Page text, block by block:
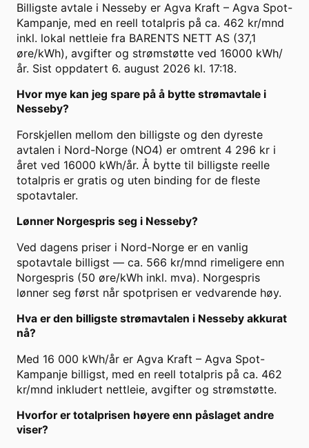
Billigste avtale i Nesseby er Agva Kraft – Agva Spot-
Kampanje, med en reell totalpris på ca. 462 kr/mnd
inkl. lokal nettleie fra BARENTS NETT AS (37,1
øre/kWh), avgifter og strømstøtte ved 16000 kWh/
år. Sist oppdatert 6. august 2026 kl. 17:18.
Hvor mye kan jeg spare på å bytte strømavtale i
Nesseby?
Forskjellen mellom den billigste og den dyreste
avtalen i Nord-Norge (NO4) er omtrent 4 296 kr i
året ved 16000 kWh/år. Å bytte til billigste reelle
totalpris er gratis og uten binding for de fleste
spotavtaler.
Lønner Norgespris seg i Nesseby?
Ved dagens priser i Nord-Norge er en vanlig
spotavtale billigst — ca. 566 kr/mnd rimeligere enn
Norgespris (50 øre/kWh inkl. mva). Norgespris
lønner seg først når spotprisen er vedvarende høy.
Hva er den billigste strømavtalen i Nesseby akkurat
nå?
Med 16 000 kWh/år er Agva Kraft – Agva Spot-
Kampanje billigst, med en reell totalpris på ca. 462
kr/mnd inkludert nettleie, avgifter og strømstøtte.
Hvorfor er totalprisen høyere enn påslaget andre
viser?